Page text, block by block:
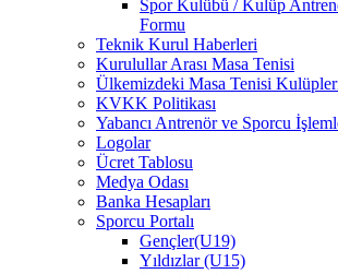
Spor Kulübü / Kulüp
Formu
Teknik Kurul Haberleri
Kurulullar Arası Masa Tenisi
Ülkemizdeki Masa Tenisi
KVKK Politikası
Yabancı Antrenör ve Sporcu
Logolar
Ücret Tablosu
Medya Odası
Banka Hesapları
Sporcu Portalı
Gençler(U19)
Yıldızlar (U15)